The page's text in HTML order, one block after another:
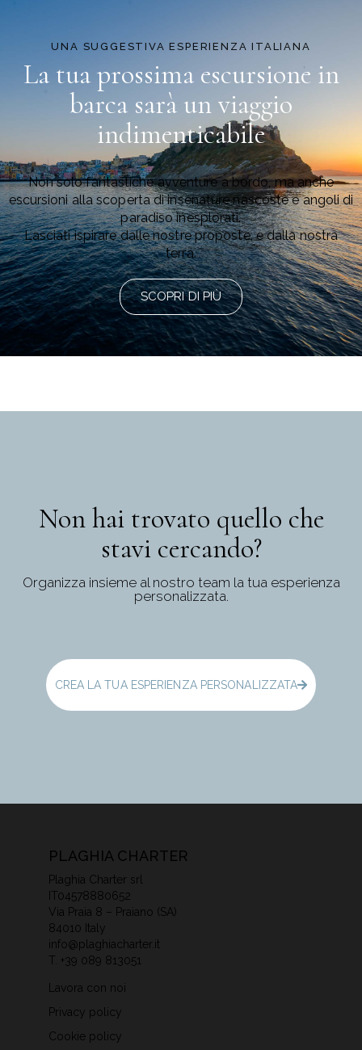
UNA SUGGESTIVA ESPERIENZA ITALIANA
La tua prossima escursione in
barcasarà un viaggio
indimenticabile
Non solo fantastiche avventure a bordo, ma anche
escursioni alla scoperta di insenature nascoste e angoli di
paradiso inesplorati.
Lasciati ispirare dalle nostre proposte, e dalla nostra
terra.
SCOPRI DI PIÙ
Non hai trovato quello che
stavi cercando?
Organizza insieme al nostro team la tua esperienza
personalizzata.
CREA LA TUA ESPERIENZA PERSONALIZZATA
PLAGHIA CHARTER
Plaghia Charter srl
IT04578880652
Via Praia 8 – Praiano (SA)
84010 Italy
info@plaghiacharter.it
T. +39 089 813051
Lavora con noi
Privacy policy
Cookie policy